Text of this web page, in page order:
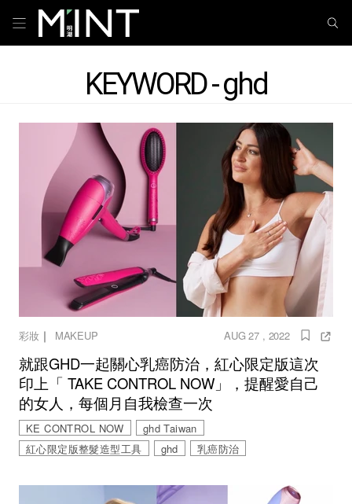
KEYWORD - ghd
彩妝｜ MAKEUP AUG 27 , 2022
就跟GHD一起關心乳癌防治，紅心限定版這次
印上「 TAKE CONTROL NOW」，提醒愛自己
的女人，每個月自我檢查一次
KE CONTROL NOW
ghd Taiwan
紅心限定版整髮造型工具
ghd 乳癌防治